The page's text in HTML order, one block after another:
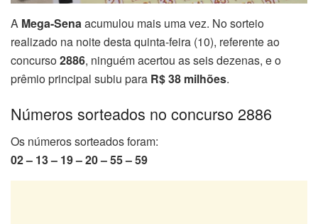
A Mega-Sena acumulou mais uma vez. No sorteio
realizado na noite desta quinta-feira (10), referente ao
concurso2886, ninguém acertou as seis dezenas, e o
prêmio principal subiu para R$ 38 milhões.
Números sorteados no concurso 2886
Os números sorteados foram:
02 – 13 – 19 – 20 – 55 – 59